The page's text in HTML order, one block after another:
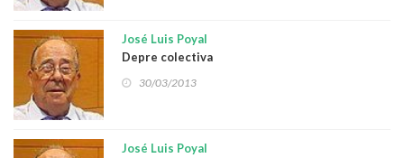
José Luis Poyal
Depre colectiva
30/03/2013
José Luis Poyal